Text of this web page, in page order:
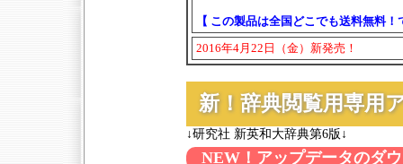
【 この製品は全国どこでも送料無料！
2016年4月22日（金）新発売！
新！辞典閲覧用専用
↓研究社 新英和大辞典第6版↓
NEW！アップデータのダ